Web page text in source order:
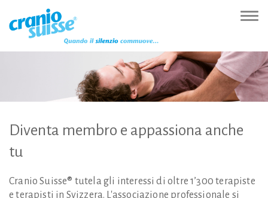
(Accesskey
Hauptnavigation
(Accesskey
Inhalt
(Accesskey
Sprachumschaltung
(Accesskey
Diventa membro e appassiona anche
tu
Cranio Suisse® tutela gli interessi di oltre 1’300 terapiste
e terapisti in Svizzera. L'associazione professionale si